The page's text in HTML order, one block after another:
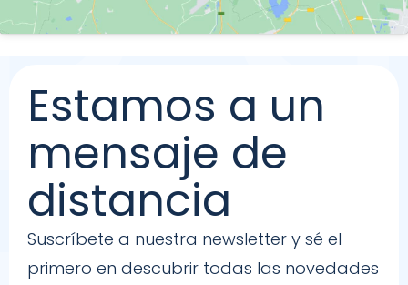
Estamos a un
mensaje de
distancia
Suscríbete a nuestra newsletter y sé el
primero en descubrir todas las novedades